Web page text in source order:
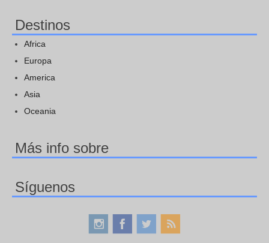
Destinos
Africa
Europa
America
Asia
Oceania
Más info sobre
Síguenos